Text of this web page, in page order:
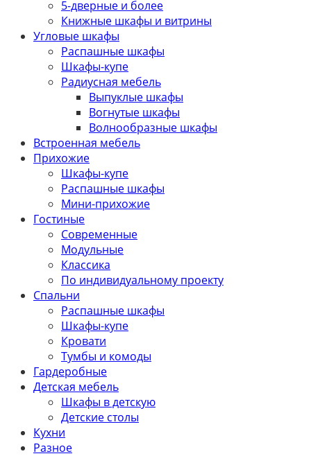
5-дверные и более
Книжные шкафы и витрины
Угловые шкафы
Распашные шкафы
Шкафы-купе
Радиусная мебель
Выпуклые шкафы
Вогнутые шкафы
Волнообразные шкафы
Встроенная мебель
Прихожие
Шкафы-купе
Распашные шкафы
Мини-прихожие
Гостиные
Современные
Модульные
Классика
По индивидуальному проекту
Спальни
Распашные шкафы
Шкафы-купе
Кровати
Тумбы и комоды
Гардеробные
Детская мебель
Шкафы в детскую
Детские столы
Кухни
Разное